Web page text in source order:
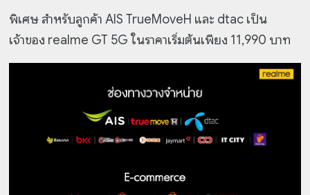
พิเศษ สำหรับลูกค้า AIS TrueMoveH และ dtac เป็น
เจ้าของ realme GT 5G ในราคาเริ่มต้นเพียง 11,990 บาท